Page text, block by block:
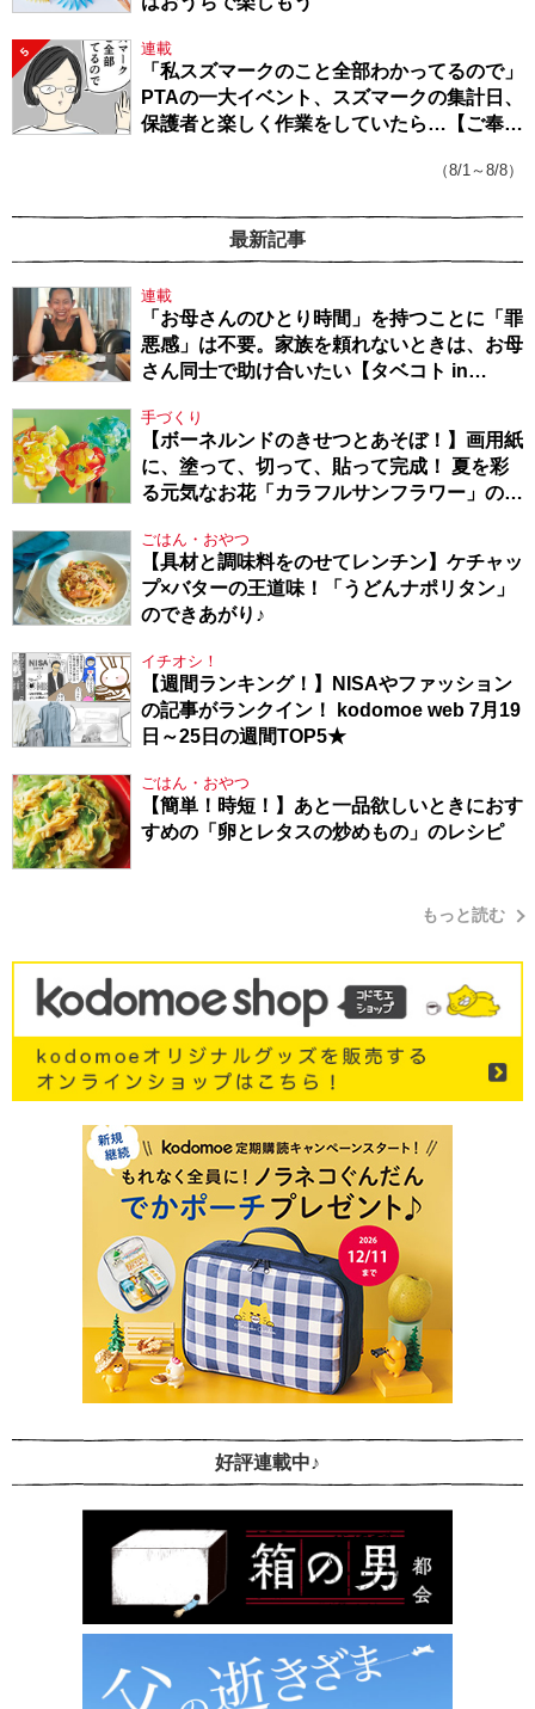
5 連載
「私スズマークのこと全部わかってるので」
PTAの一大イベント、スズマークの集計日、
保護者と楽しく作業をしていたら…【ご奉仕
（8/1～8/8）
最新記事
連載
「お母さんのひとり時間」を持つことに「罪
悪感」は不要。家族を頼れないときは、お母
さん同士で助け合いたい【タベコト in
手づくり
【ボーネルンドのきせつとあそぼ！】画用紙
に、塗って、切って、貼って完成！ 夏を彩
る元気なお花「カラフルサンフラワー」の作
ごはん・おやつ
【具材と調味料をのせてレンチン】ケチャッ
プ×バターの王道味！「うどんナポリタン」
のできあがり♪
イチオシ！
【週間ランキング！】NISAやファッション
の記事がランクイン！ kodomoe web 7月19
日～25日の週間TOP5★
ごはん・おやつ
【簡単！時短！】あと一品欲しいときにおす
すめの「卵とレタスの炒めもの」のレシピ
もっと読む
好評連載中♪